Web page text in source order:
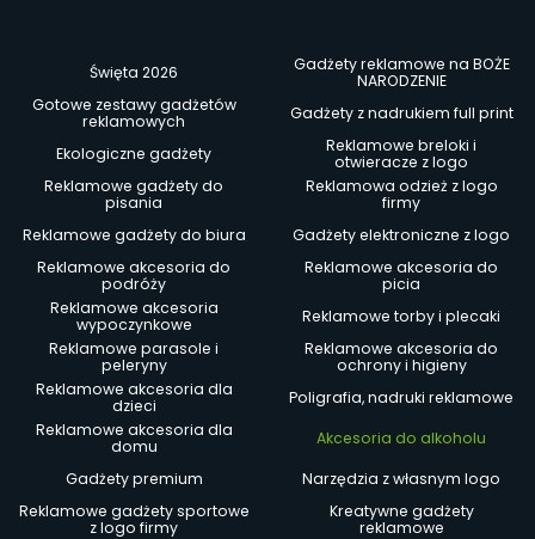
Święta 2026
Gadżety reklamowe na BOŻE
NARODZENIE
Gotowe zestawy gadżetów
reklamowych
Gadżety z nadrukiem full print
Ekologiczne gadżety
Reklamowe breloki i
otwieracze z logo
Reklamowe gadżety do
pisania
Reklamowa odzież z logo
firmy
Reklamowe gadżety do biura
Gadżety elektroniczne z logo
Reklamowe akcesoria do
podróży
Reklamowe akcesoria do
picia
Reklamowe akcesoria
wypoczynkowe
Reklamowe torby i plecaki
Reklamowe parasole i
peleryny
Reklamowe akcesoria do
ochrony i higieny
Reklamowe akcesoria dla
dzieci
Poligrafia, nadruki reklamowe
Reklamowe akcesoria dla
domu
Akcesoria do alkoholu
Gadżety premium
Narzędzia z własnym logo
Reklamowe gadżety sportowe
z logo firmy
Kreatywne gadżety
reklamowe